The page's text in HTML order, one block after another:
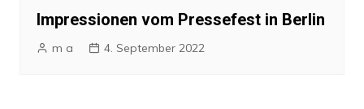
Impressionen vom Pressefest in Berlin
m a 4. September 2022